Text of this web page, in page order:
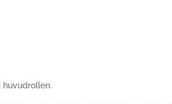
huvudrollen.